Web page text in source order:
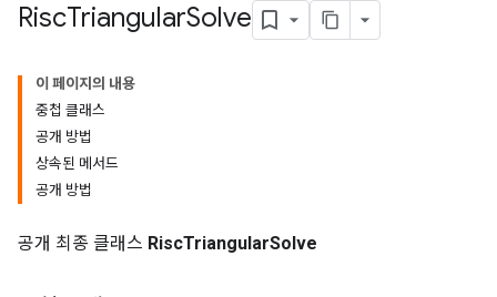
RiscTriangularSolve
이 페이지의 내용
중첩 클래스
공개 방법
상속된 메서드
공개 방법
공개 최종 클래스 RiscTriangularSolve